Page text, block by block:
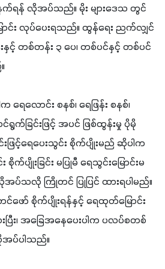
လိုအပ်သည်။ မိုး များဒေသ တွင်
ာင်း လုပ်ပေးရသည်။ ထွန်ရေး ညက်လျှင်
င့် တစ်တန်း ၃ ပေ၊ တစ်ပင်နှင့် တစ်ပင်
ရေလောင်း စနစ်၊ ရေဖြန်း စနစ်၊
ခြင်းဖြင့် အပင် ဖြစ်ထွန်းမှု ပိုမို
းဖြင့်ရေပေးသွင်း စိုက်ပျိုးမည် ဆိုပါက
း စိုက်ပျိုးခြင်း မပြုမီ ရေသွင်းမြောင်းမ
အပ်သလို ကြိုတင် ပြုပြင် ထားရပါမည်။
င်ဖော် စိုက်ပျိုးရန်နှင့် ရေထုတ်မြောင်း
ပြီး၊ အခြေအနေပေးပါက ပလပ်စတစ်
အပ်ပါသည်။